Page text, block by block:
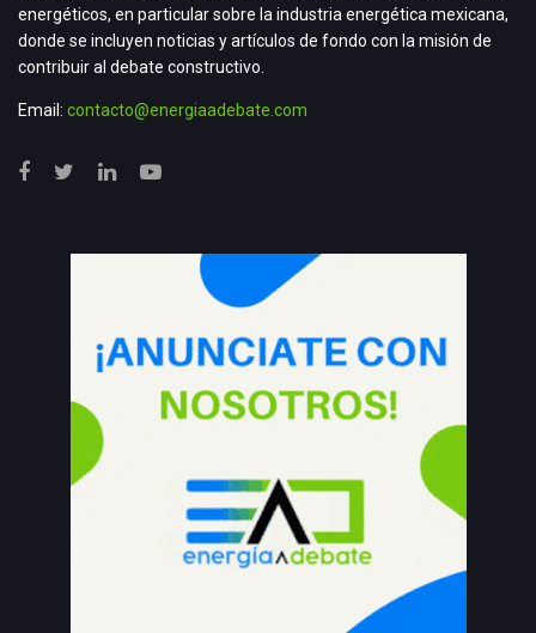
energéticos, en particular sobre la industria energética mexicana,
donde se incluyen noticias y artículos de fondo con la misión de
contribuir al debate constructivo.
Email: contacto@energiaadebate.com